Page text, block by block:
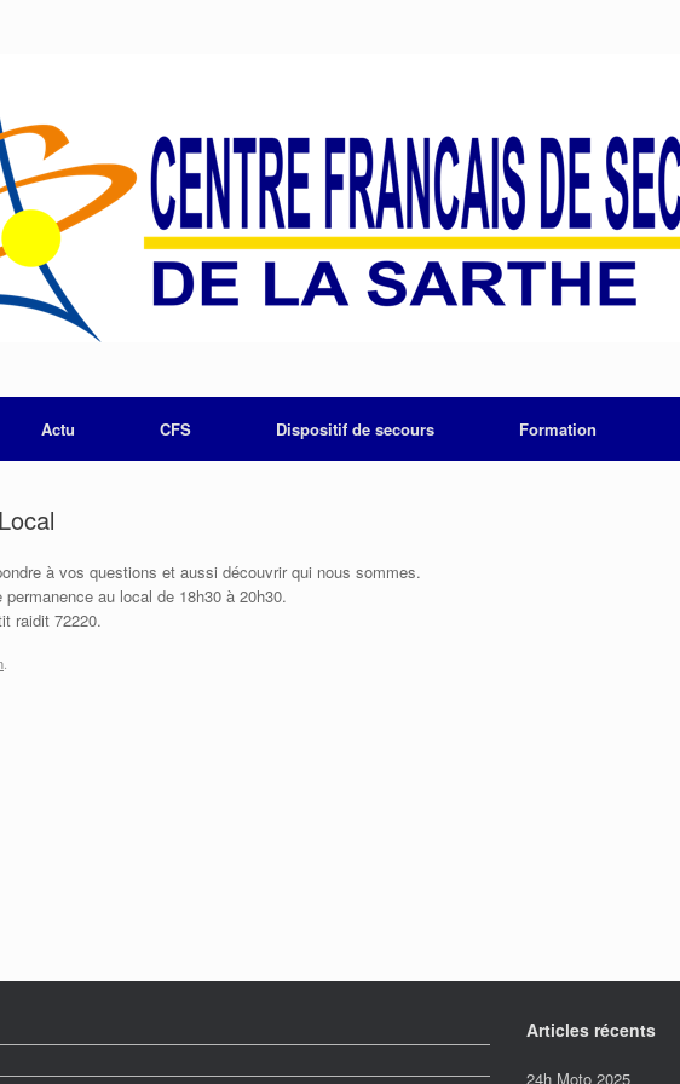
Actu CFS Dispositif de secours Formation
à vos questions et aussi découvrir qui nous sommes.
permanence au local de 18h30 à 20h30.
raidit 72220.
Articles récents
24h Moto 2025